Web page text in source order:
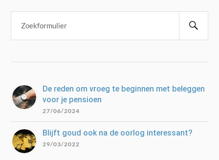
De reden om vroeg te beginnen met beleggen
voor je pensioen
27/06/2024
Blijft goud ook na de oorlog interessant?
29/03/2022